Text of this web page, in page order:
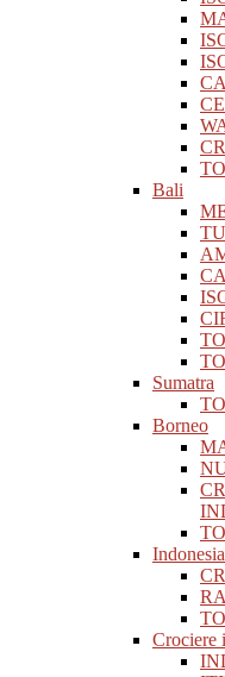
Bali
Sumatra
Borneo
Crociere